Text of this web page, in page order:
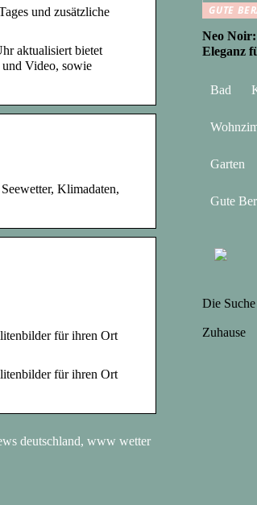
und zusätzliche
aktualisiert bietet
Video, sowie
Klimadaten,
für ihren Ort
für ihren Ort
deutschland, www wetter
GUTE
Neo
Eleganz
Bad
Garten
Gute
Die
Zuhause